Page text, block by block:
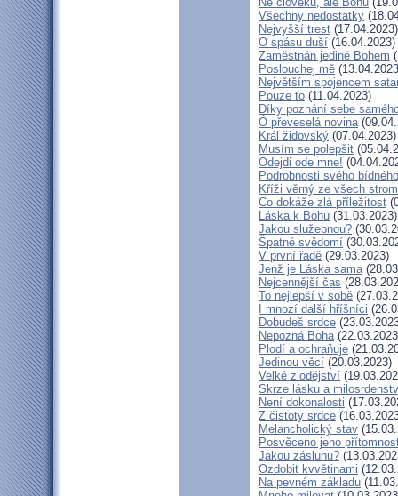
Všechny nedostatky
Nejvyšší trest (17.04.2023)
O spásu duší (16.04.2023)
Zaměstnán jedině Bohem
Poslouchej mě
Největším spojencem
Pouze to (11.04.2023)
Díky poznání sebe
Ó převeselá novina
Král židovský (07.04.2023)
Musím se polepšit
Odejdi ode mne!
Podrobnosti svého
Kříži věrný ze všech
Co dokáže zlá příležitost
Láska k Bohu (31.03.2023)
Jakou služebnou?
Špatné svědomí
V první řadě (29.03.2023)
Jenž je Láska sama
Nejcennější čas
To nejlepší v sobě
I mnozí další hříšníci
Dobudeš srdce
Nepozná Boha
Plodí a ochraňuje
Jedinou věcí (20.03.2023)
Velké zlodějství
Skrze lásku a
Není dokonalosti
Z čistoty srdce
Melancholický stav
Posvěceno jeho
Jakou zásluhu?
Ozdobit kvvětinami
Na pevném základu